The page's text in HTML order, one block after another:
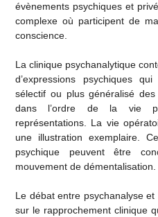
évènements psychiques et
complexe où participent de
conscience.
La clinique psychanalytique
d’expressions psychiques
sélectif ou plus généralisé
dans l’ordre de la vie
représentations. La vie
une illustration exemplaire.
psychique peuvent être
mouvement de démentalisation.
Le débat entre psychanalyse
sur le rapprochement clinique